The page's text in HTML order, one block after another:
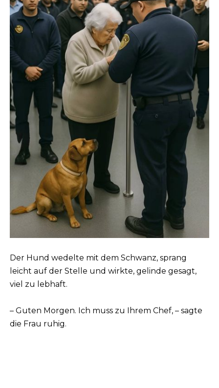
Der Hund wedelte mit dem Schwanz, sprang
leicht auf der Stelle und wirkte, gelinde gesagt,
viel zu lebhaft.
– Guten Morgen. Ich muss zu Ihrem Chef, – sagte
die Frau ruhig.